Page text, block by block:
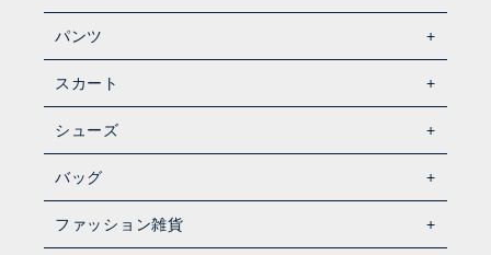
パンツ
スカート
シューズ
バッグ
ファッション雑貨